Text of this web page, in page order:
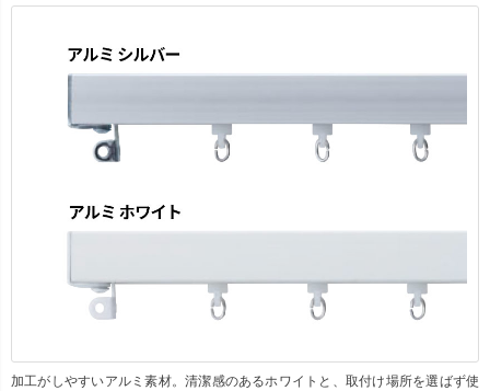
加工がしやすいアルミ素材。清潔感のあるホワイトと、取付け場所を選ばず使